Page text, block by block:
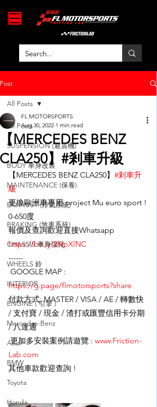
Post
All Posts
SUSPENSION (避震機)
BODY 車身改裝
MAINTENANCE (保養)
EXHAUST (排氣系統)
BRAKING (煞車系統)
CHASSIS 車身強化
WHEELS 鈴
INTERIOR
ENGINE ( 引擎 )
Mercedes-Benz
Audi
BMW
Toyota
Honda
All Posts
【MERCEDES BENZ
CLA250】#剎車升級
FL MOTORSPORTS
Aug 30, 2022 1 min read
【MERCEDES BENZ CLA250】 #剎車升
級
更換歐洲車專用 project Mu euro sport !
0-650度
報價及查詢歡迎直接Whatsapp
https://bit.ly/2NpXlNC
------
GOOGLE MAP :
https://g.page/flmotorsports?share
付款方式: MASTER / VISA / AE / 轉數快
/ 支付寶 / 現金 / 渣打或匯豐信用卡分期
/ 八達通
更加多安裝案例請遊覽 : www.Friction-
Lab.com
其他車款歡迎查詢 !